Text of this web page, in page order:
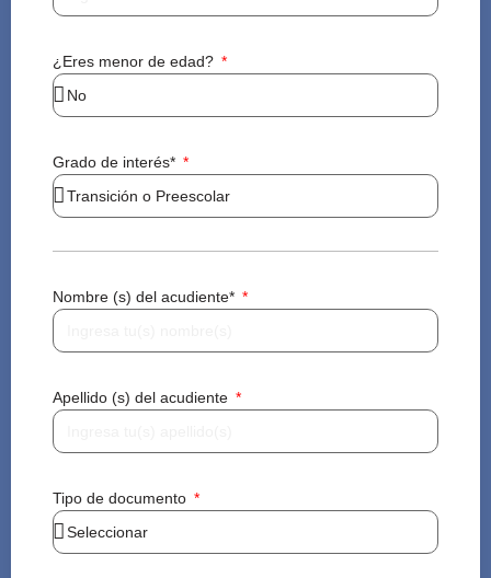
¿Eres menor de edad?
Grado de interés*
Nombre (s) del acudiente*
Apellido (s) del acudiente
Tipo de documento